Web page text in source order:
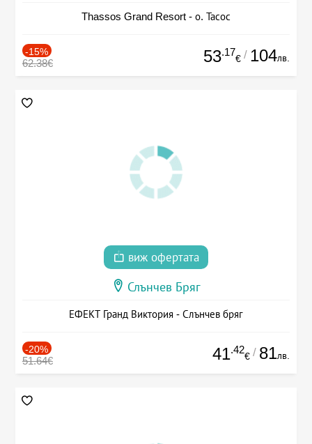
Thassos Grand Resort - о. Тасос
-15%
62.38€ 53.17
€ / 104лв.
виж офертата
Слънчев Бряг
ЕФЕКТ Гранд Виктория - Слънчев бряг
-20%
51.64€ 41.42
€ / 81лв.